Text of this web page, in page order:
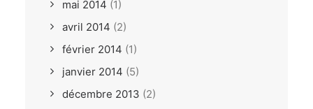
mai 2014 (1)
avril 2014 (2)
février 2014 (1)
janvier 2014 (5)
décembre 2013 (2)